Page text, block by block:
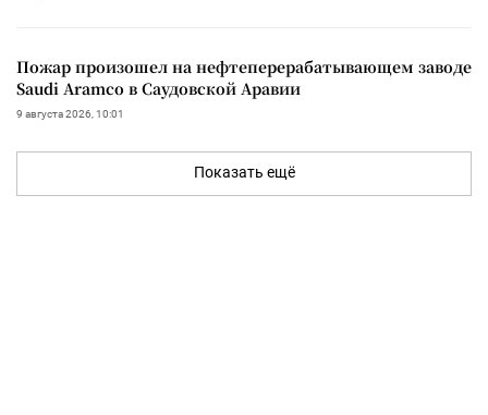
Пожар произошел на нефтеперерабатывающем заводе
Saudi Aramco в Саудовской Аравии
9 августа 2026, 10:01
Показать ещё